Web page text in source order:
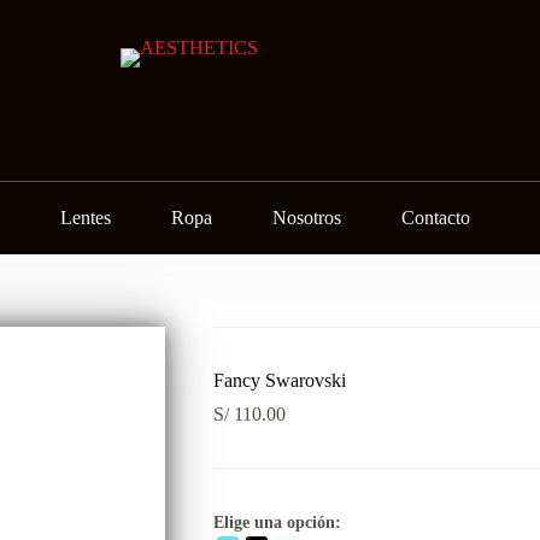
Lentes Ropa Nosotros Contacto
Fancy Swarovski
S/110.00
Elige una opción: